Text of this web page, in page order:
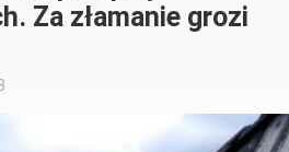
Za złamanie grozi